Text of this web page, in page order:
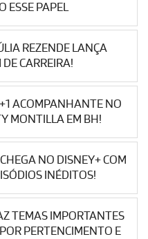
ESSE PAPEL
REZENDE LANÇA
CARREIRA!
ACOMPANHANTE NO
MONTILLA EM BH!
NO DISNEY+ COM
INÉDITOS!
TEMAS IMPORTANTES
PERTENCIMENTO E